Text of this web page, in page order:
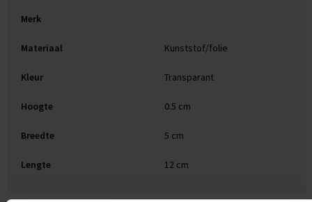
Merk
Materiaal Kunststof/folie
Kleur Transparant
Hoogte 0.5 cm
Breedte 5 cm
Lengte 12 cm